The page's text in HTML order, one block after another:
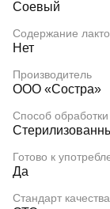
Соевый
Содержание
Нет
Производитель
ООО «Состра»
Способ обработки
Готово к
Да
Стандарт качества